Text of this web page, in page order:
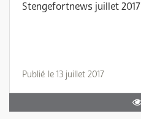
Stengefortnews juillet 2017
Publié le 13 juillet 2017